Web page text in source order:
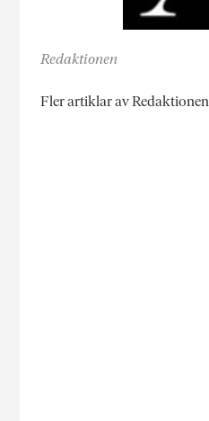
Redaktionen
Fler artiklar av Redaktionen